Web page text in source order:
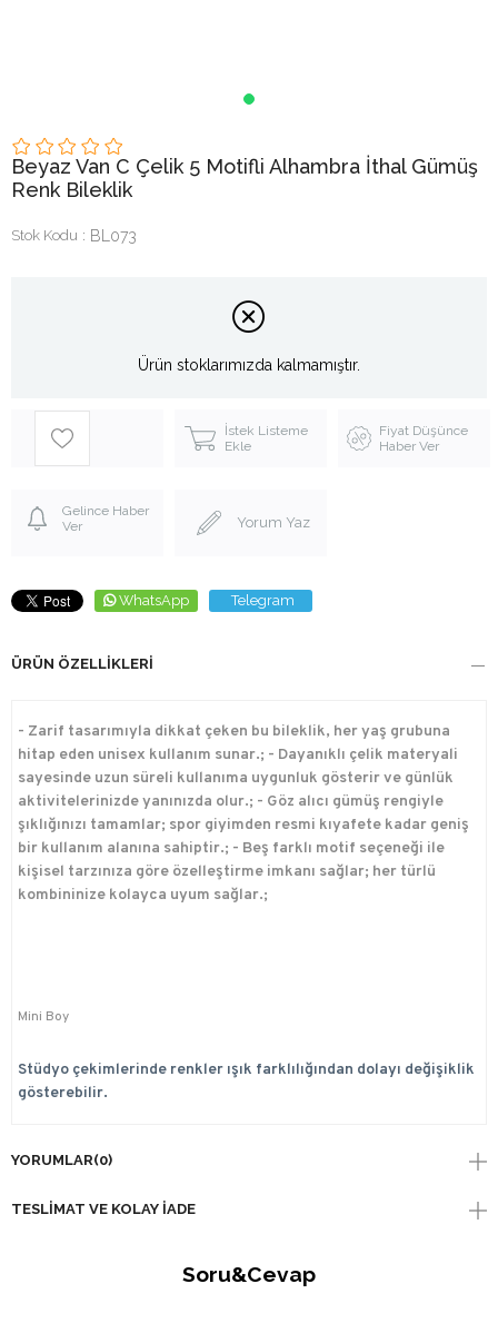
Beyaz Van C Çelik 5 Motifli Alhambra İthal Gümüş
Renk Bileklik
Stok Kodu BL073
Ürün stoklarımızda kalmamıştır.
İstek Listeme
Ekle
Fiyat Düşünce
Haber Ver
Gelince Haber
Ver
Yorum Yaz
WhatsApp Telegram
ÜRÜN ÖZELLIKLERI
- Zarif tasarımıyla dikkat çeken bu bileklik, her yaş grubuna
hitap eden unisex kullanım sunar.; - Dayanıklı çelik materyali
sayesinde uzun süreli kullanıma uygunluk gösterir ve günlük
aktivitelerinizde yanınızda olur.; - Göz alıcı gümüş rengiyle
şıklığınızı tamamlar; spor giyimden resmi kıyafete kadar geniş
bir kullanım alanına sahiptir.; - Beş farklı motif seçeneği ile
kişisel tarzınıza göre özelleştirme imkanı sağlar; her türlü
kombininize kolayca uyum sağlar.;
Mini Boy
Stüdyo çekimlerinde renkler ışık farklılığından dolayı değişiklik
gösterebilir.
YORUMLAR(0)
TESLIMAT VE KOLAY İADE
Soru&Cevap